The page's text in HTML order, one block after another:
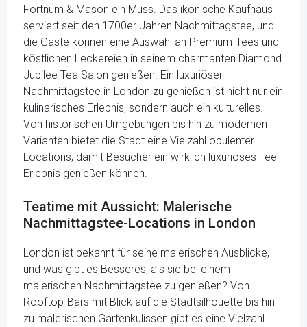
Fortnum & Mason ein Muss. Das ikonische Kaufhaus
serviert seit den 1700er Jahren Nachmittagstee, und
die Gäste können eine Auswahl an Premium-Tees und
köstlichen Leckereien in seinem charmanten Diamond
Jubilee Tea Salon genießen. Ein luxuriöser
Nachmittagstee in London zu genießen ist nicht nur ein
kulinarisches Erlebnis, sondern auch ein kulturelles.
Von historischen Umgebungen bis hin zu modernen
Varianten bietet die Stadt eine Vielzahl opulenter
Locations, damit Besucher ein wirklich luxuriöses Tee-
Erlebnis genießen können.
Teatime mit Aussicht: Malerische
Nachmittagstee-Locations in London
London ist bekannt für seine malerischen Ausblicke,
und was gibt es Besseres, als sie bei einem
malerischen Nachmittagstee zu genießen? Von
Rooftop-Bars mit Blick auf die Stadtsilhouette bis hin
zu malerischen Gartenkulissen gibt es eine Vielzahl